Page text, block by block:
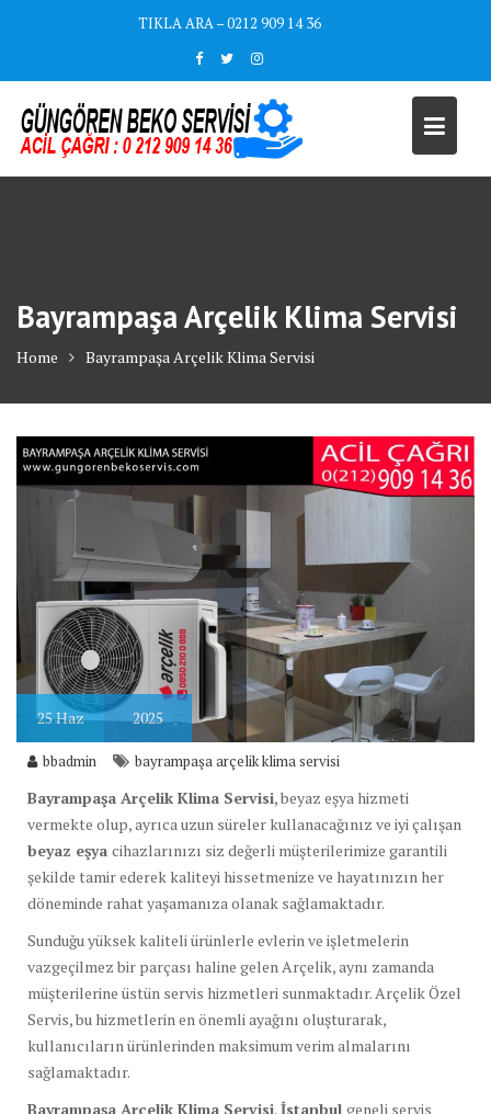
TIKLA ARA – 0212 909 14 36
Bayrampaşa Arçelik Klima Servisi
Home Bayrampaşa Arçelik Klima Servisi
25Haz 2025
bbadmin bayrampaşa arçelik klima servisi
Bayrampaşa Arçelik Klima Servisi, beyaz eşya hizmeti
vermekte olup, ayrıca uzun süreler kullanacağınız ve iyi çalışan
beyaz eşya cihazlarınızı siz değerli müşterilerimize garantili
şekilde tamir ederek kaliteyi hissetmenize ve hayatınızın her
döneminde rahat yaşamanıza olanak sağlamaktadır.
Sunduğu yüksek kaliteli ürünlerle evlerin ve işletmelerin
vazgeçilmez bir parçası haline gelen Arçelik, aynı zamanda
müşterilerine üstün servis hizmetleri sunmaktadır. Arçelik Özel
Servis, bu hizmetlerin en önemli ayağını oluşturarak,
kullanıcıların ürünlerinden maksimum verim almalarını
sağlamaktadır.
Bayrampaşa Arçelik Klima Servisi,İstanbul geneli servis